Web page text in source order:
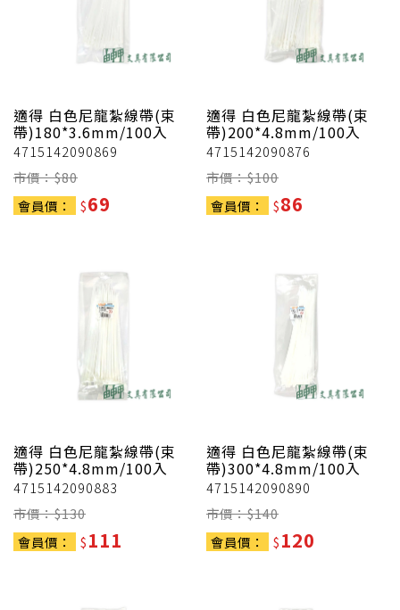
適得 白色尼龍紮線帶(束
帶)180*3.6mm/100入
4715142090869
市價：$80
會員價：
$69
適得 白色尼龍紮線帶(束
帶)200*4.8mm/100入
4715142090876
市價：$100
會員價：
$86
適得 白色尼龍紮線帶(束
帶)250*4.8mm/100入
4715142090883
市價：$130
會員價：
$111
適得 白色尼龍紮線帶(束
帶)300*4.8mm/100入
4715142090890
市價：$140
會員價：
$120